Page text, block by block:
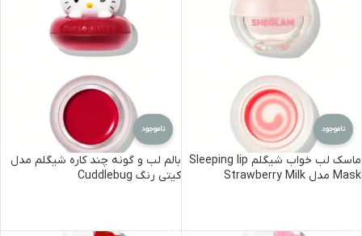
ناموجود
ماسک لب خواب شیگلم Sleeping lip
Mask مدل Strawberry Milk
ناموجود
بالم لب و گونه چند کاره شیگلم مدل
کیتی رنگ Cuddlebug